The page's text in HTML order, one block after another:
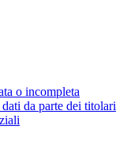
o incompleta
da parte dei titolari